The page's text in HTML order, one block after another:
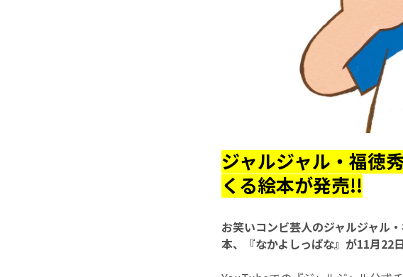
ジャルジャル・福徳
くる絵本が発売!!
お笑いコンビ芸人のジャルジャル
本、『なかよしっぱな』が11月22